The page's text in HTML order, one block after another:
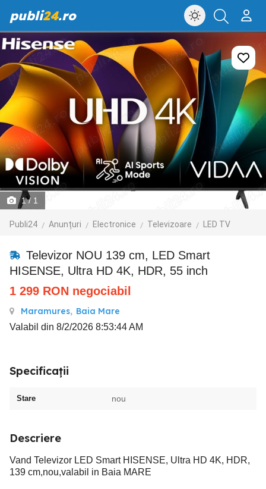
publi24.ro
1/ 1
Publi24 Anunțuri Electronice Televizoare LED TV
Televizor NOU 139 cm, LED Smart
HISENSE, Ultra HD 4K, HDR, 55 inch
1 299 RON negociabil
Maramures, Baia Mare
Valabil din 8/2/2026 8:53:44 AM
Specificații
Stare nou
Descriere
Vand Televizor LED Smart HISENSE, Ultra HD 4K, HDR,
139 cm,nou,valabil in Baia MARE